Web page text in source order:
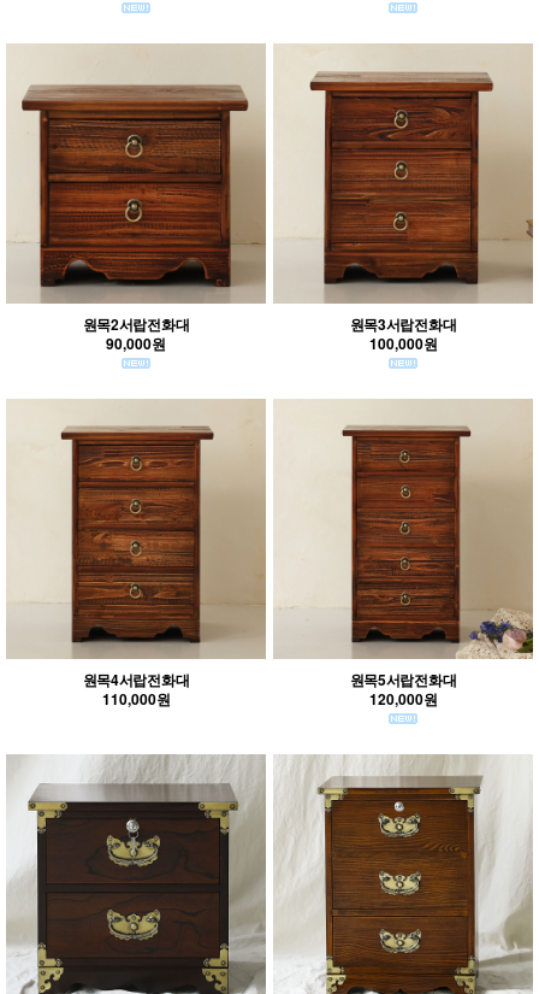
원목2서랍전화대
90,000원
원목3서랍전화대
100,000원
원목4서랍전화대
110,000원
원목5서랍전화대
120,000원